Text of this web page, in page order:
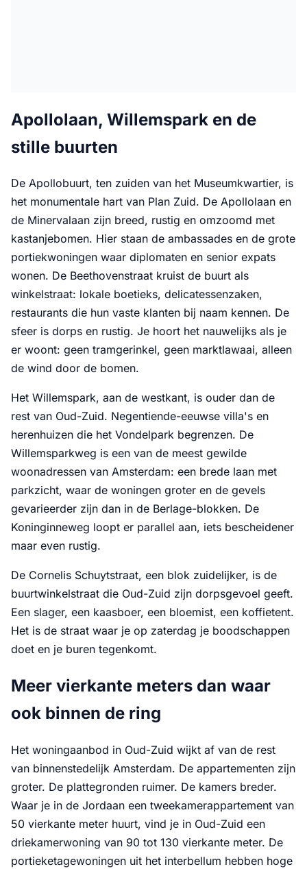
Apollolaan, Willemspark en de
stille buurten
De Apollobuurt, ten zuiden van het Museumkwartier, is
het monumentale hart van Plan Zuid. De Apollolaan en
de Minervalaan zijn breed, rustig en omzoomd met
kastanjebomen. Hier staan de ambassades en de grote
portiekwoningen waar diplomaten en senior expats
wonen. De Beethovenstraat kruist de buurt als
winkelstraat: lokale boetieks, delicatessenzaken,
restaurants die hun vaste klanten bij naam kennen. De
sfeer is dorps en rustig. Je hoort het nauwelijks als je
er woont: geen tramgerinkel, geen marktlawaai, alleen
de wind door de bomen.
Het Willemspark, aan de westkant, is ouder dan de
rest van Oud-Zuid. Negentiende-eeuwse villa's en
herenhuizen die het Vondelpark begrenzen. De
Willemsparkweg is een van de meest gewilde
woonadressen van Amsterdam: een brede laan met
parkzicht, waar de woningen groter en de gevels
gevarieerder zijn dan in de Berlage-blokken. De
Koninginneweg loopt er parallel aan, iets bescheidener
maar even rustig.
De Cornelis Schuytstraat, een blok zuidelijker, is de
buurtwinkelstraat die Oud-Zuid zijn dorpsgevoel geeft.
Een slager, een kaasboer, een bloemist, een koffietent.
Het is de straat waar je op zaterdag je boodschappen
doet en je buren tegenkomt.
Meer vierkante meters dan waar
ook binnen de ring
Het woningaanbod in Oud-Zuid wijkt af van de rest
van binnenstedelijk Amsterdam. De appartementen zijn
groter. De plattegronden ruimer. De kamers breder.
Waar je in de Jordaan een tweekamerappartement van
50 vierkante meter huurt, vind je in Oud-Zuid een
driekamerwoning van 90 tot 130 vierkante meter. De
portieketagewoningen uit het interbellum hebben hoge